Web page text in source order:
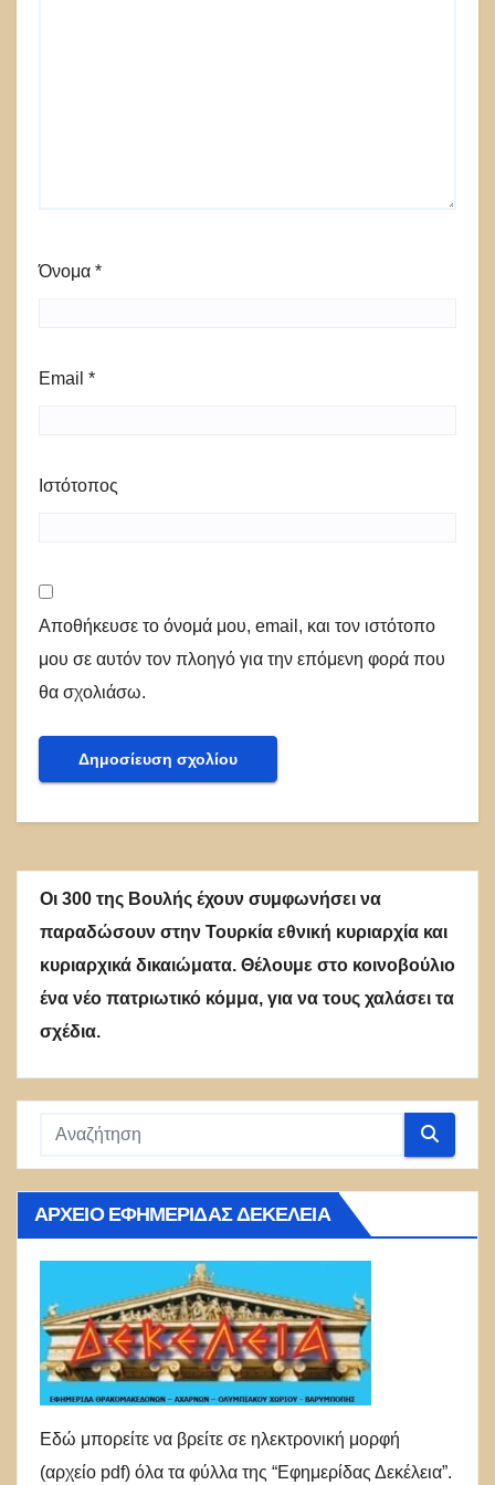
Όνομα *
Email *
Ιστότοπος
Αποθήκευσε το όνομά μου, email, και τον ιστότοπο
μου σε αυτόν τον πλοηγό για την επόμενη φορά που
θα σχολιάσω.
Οι 300 της Βουλής έχουν συμφωνήσει να
παραδώσουν στην Τουρκία εθνική κυριαρχία και
κυριαρχικά δικαιώματα. Θέλουμε στο κοινοβούλιο
ένα νέο πατριωτικό κόμμα, για να τους χαλάσει τα
σχέδια.
ΑΡΧΕΊΟ ΕΦΗΜΕΡΊΔΑΣ ΔΕΚΈΛΕΙΑ
Εδώ μπορείτε να βρείτε σε ηλεκτρονική μορφή
(αρχείο pdf) όλα τα φύλλα της “Εφημερίδας Δεκέλεια”.